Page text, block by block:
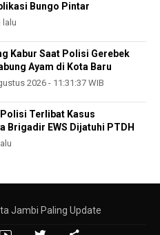
Bungo Pintar
lalu
Kabur Saat Polisi Gerebek
Ayam di Kota Baru
2026 - 11:31:37 WIB
Terlibat Kasus
Brigadir EWS Dijatuhi PTDH
Jambi Paling Update